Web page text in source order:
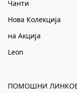
Чанти
Нова Колекција
на Акција
Leon
ПОМОШНИ